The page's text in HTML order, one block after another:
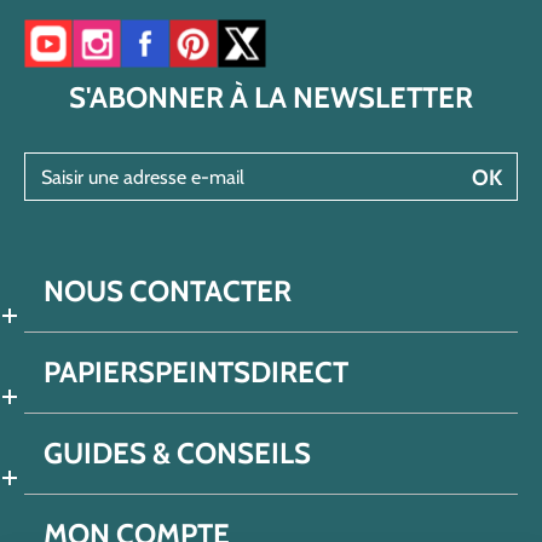
Accéder à notre chaîne YouTube
Accéder à notre compte Instagram
Accéder à notre page Facebook
Accéder à notre compte Pinterest
Accéder à notre compte Twitter/X
S'ABONNER À LA NEWSLETTER
OK
NOUS CONTACTER
PAPIERSPEINTSDIRECT
GUIDES & CONSEILS
MON COMPTE